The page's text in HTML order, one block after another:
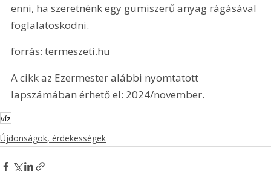
enni, ha szeretnénk egy gumiszerű anyag rágásával
foglalatoskodni.
forrás: termeszeti.hu
A cikk az Ezermester alábbi nyomtatott
lapszámában érhető el: 2024/november.
víz
Újdonságok, érdekességek